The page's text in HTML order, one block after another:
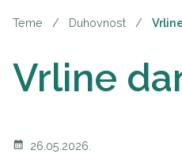
Teme / Duhovnost /
Vrline
calendar_month 26.05.2026.